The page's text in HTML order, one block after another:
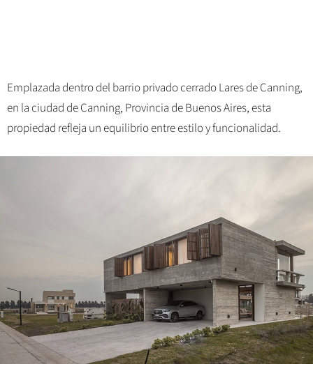
Emplazada dentro del barrio privado cerrado Lares de Canning,
en la ciudad de Canning, Provincia de Buenos Aires, esta
propiedad refleja un equilibrio entre estilo y funcionalidad.